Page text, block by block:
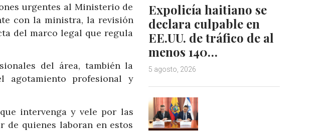
urgentes al Ministerio de
con la ministra, la revisión
del marco legal que regula
del área, también la
agotamiento profesional y
intervenga y vele por las
quienes laboran en estos
Expolicía haitiano se
declara culpable en
EE.UU. de tráfico de al
menos 140…
5 agosto, 2026